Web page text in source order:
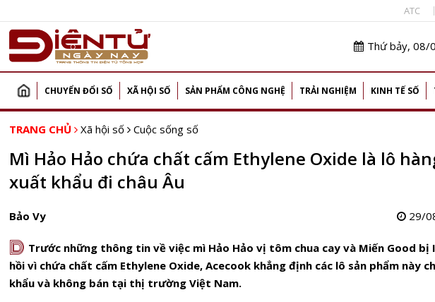
ATC
Thứ bảy, 08/
CHUYỂN ĐỔI SỐ XÃ HỘI SỐ SẢN PHẨM CÔNG NGHỆ TRẢI NGHIỆM KINH TẾ SỐ
TRANG CHỦ Xã hội số Cuộc sống số
Mì Hảo Hảo chứa chất cấm Ethylene Oxide là lô
xuất khẩu đi châu Âu
Bảo Vy 29/
D Trước những thông tin về việc mì Hảo Hảo vị tôm chua cay và Miến Good bị
hồi vì chứa chất cấm Ethylene Oxide, Acecook khẳng định các lô sản phẩm này
khẩu và không bán tại thị trường Việt Nam.